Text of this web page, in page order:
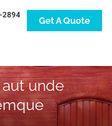
2894
Get A Quote
unde